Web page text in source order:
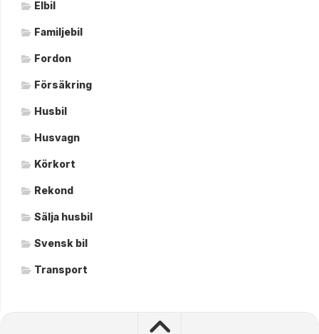
Elbil
Familjebil
Fordon
Försäkring
Husbil
Husvagn
Körkort
Rekond
Sälja husbil
Svensk bil
Transport